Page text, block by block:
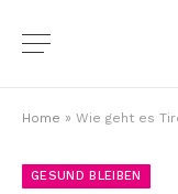
Home » Wie geht es
GESUND BLEIBEN